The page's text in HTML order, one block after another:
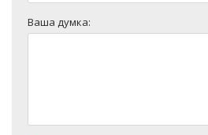
Ваша думка: